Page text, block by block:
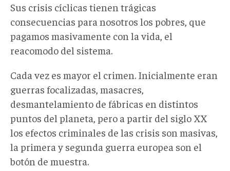
Sus crisis cíclicas tienen trágicas
consecuencias para nosotros los pobres, que
pagamos masivamente con la vida, el
reacomodo del sistema.
Cada vez es mayor el crimen. Inicialmente eran
guerras focalizadas, masacres,
desmantelamiento de fábricas en distintos
puntos del planeta, pero a partir del siglo XX
los efectos criminales de las crisis son masivas,
la primera y segunda guerra europea son el
botón de muestra.